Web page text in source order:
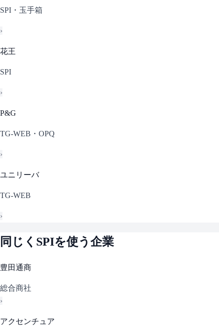
SPI・玉手箱
›
花王
SPI
›
P&G
TG-WEB・OPQ
›
ユニリーバ
TG-WEB
›
同じく SPIを使う企業
豊田通商
総合商社
›
アクセンチュア